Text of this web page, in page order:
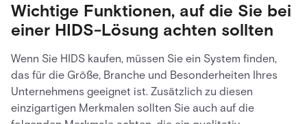
Wichtige Funktionen, auf die Sie bei
einer HIDS-Lösung achten sollten
Wenn Sie HIDS kaufen, müssen Sie ein System finden,
das für die Größe, Branche und Besonderheiten Ihres
Unternehmens geeignet ist. Zusätzlich zu diesen
einzigartigen Merkmalen sollten Sie auch auf die